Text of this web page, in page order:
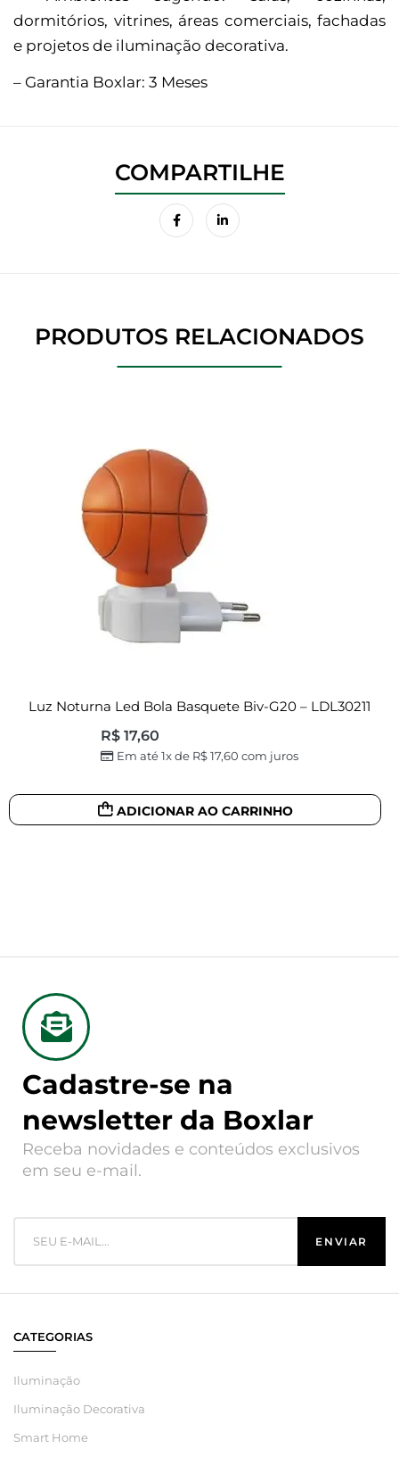
dormitórios, vitrines, áreas comerciais, fachadas
e projetos de iluminação decorativa.
– Garantia Boxlar: 3 Meses
PRODUTOS RELACIONADOS
Luz Noturna Led Bola Basquete Biv-G20 – LDL30211
R$17,60
Em até 1x de R$17,60 com juros
ADICIONAR AO CARRINHO
Cadastre-se na
newsletter da Boxlar
Receba novidades e conteúdos exclusivos
em seu e-mail.
CATEGORIAS
Iluminação
Iluminação Decorativa
Smart Home